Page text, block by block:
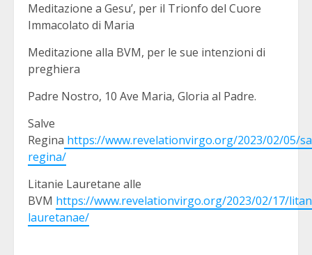
Meditazione a Gesu’, per il Trionfo del Cuore
Immacolato di Maria
Meditazione alla BVM, per le sue intenzioni di
preghiera
Padre Nostro, 10 Ave Maria, Gloria al Padre.
Salve
Regina https://www.revelationvirgo.org/2023/02/05/
regina/
Litanie Lauretane alle
BVM https://www.revelationvirgo.org/2023/02/17/
lauretanae/